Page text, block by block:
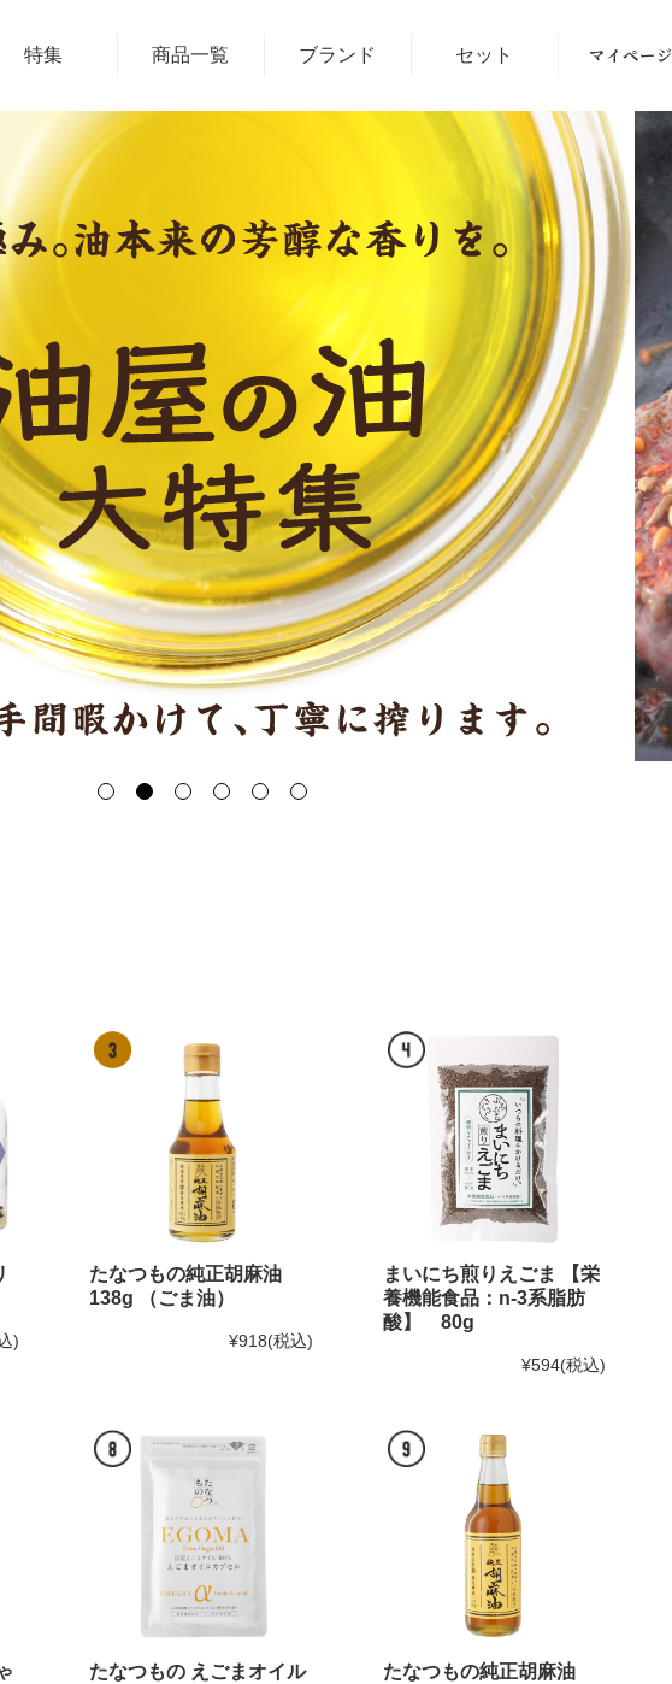
特集
ンプめし特
集
油屋の油特集
商品一覧
油
雑穀
レトルト商品
お米
ブランド
たなつもの ®
たなつもの
七右エ門
福の小みやげ
あきんど商店街
浜のあきんど
セット
ギフト
メール便
マイページ
)
たなつもの純正胡麻油
138g （ごま油）
¥918(税込)
まいにち煎りえごま 【栄
養機能食品：n-3系脂肪
酸】 80g
¥594(税込)
たなつもの えごまオイル
たなつもの純正胡麻油